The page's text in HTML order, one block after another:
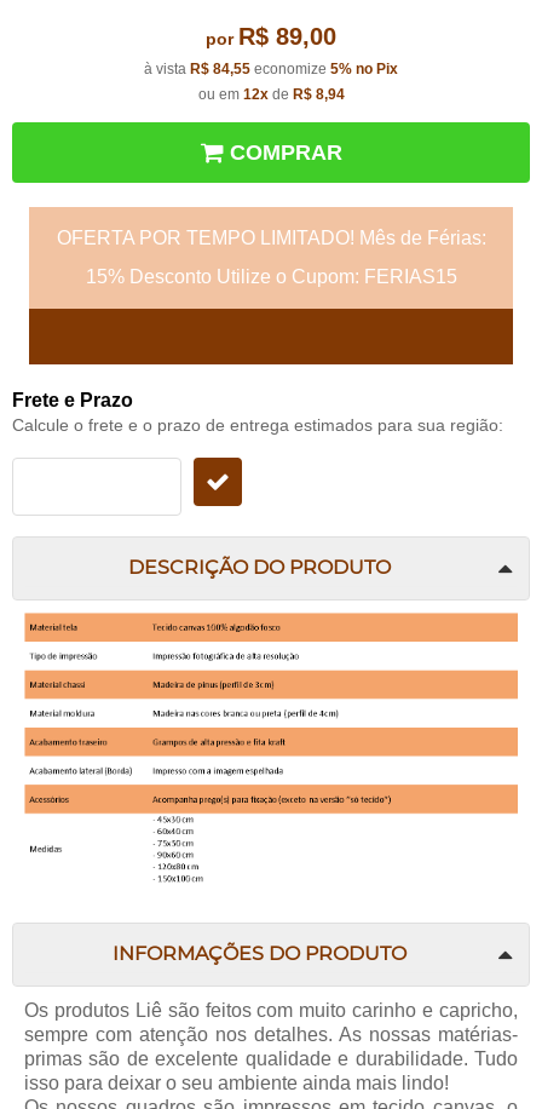
por R$ 89,00
à vista R$ 84,55 economize 5% no Pix
ou em 12xde R$ 8,94
COMPRAR
OFERTA POR TEMPO LIMITADO! Mês de Férias:
15% Desconto Utilize o Cupom: FERIAS15
Frete e Prazo
Calcule o frete e o prazo de entrega estimados para sua região:
DESCRIÇÃO DO PRODUTO
INFORMAÇÕES DO PRODUTO
Os produtos Liê são feitos com muito carinho e capricho,
sempre com atenção nos detalhes. As nossas matérias-
primas são de excelente qualidade e durabilidade. Tudo
isso para deixar o seu ambiente ainda mais lindo!